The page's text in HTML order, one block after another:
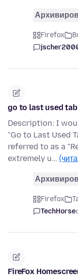
Firefox
go to last used tab
Description: I
"Go to Last Used
referred to as a
extremely u…
Firefox
TechHorse
FireFox